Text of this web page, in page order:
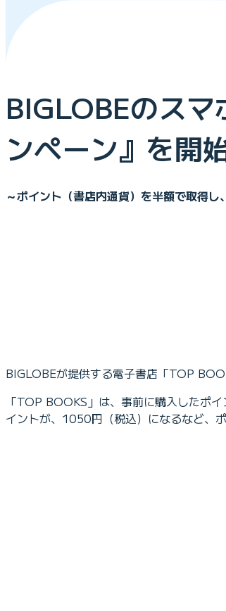
BIGLOBEのス
ンペーン』を開
～ポイント（書店内通貨）を半額で取得
BIGLOBEが提供する電子書店「TOP
「TOP BOOKS」は、事前に購入したポ
イントが、1050円（税込）になるなど、